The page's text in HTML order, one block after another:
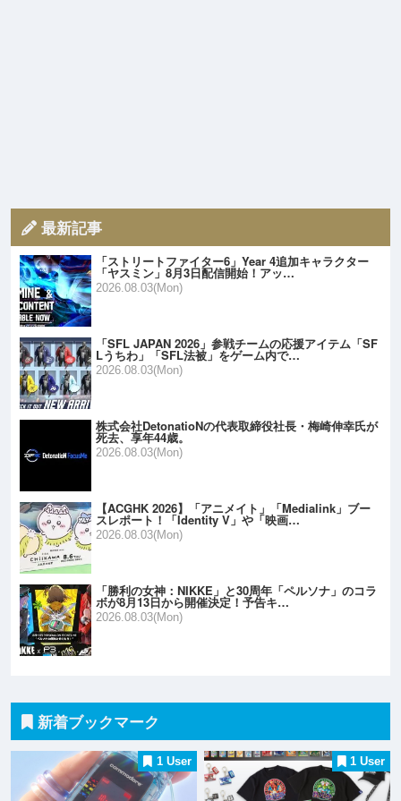
最新記事
「ストリートファイター6」Year 4追加キャラクター
「ヤスミン」8月3日配信開始！アッ…
2026.08.03(Mon)
「SFL JAPAN 2026」参戦チームの応援アイテム「SF
Lうちわ」「SFL法被」をゲーム内で…
2026.08.03(Mon)
株式会社DetonatioNの代表取締役社長・梅崎伸幸氏が
死去、享年44歳。
2026.08.03(Mon)
【ACGHK 2026】「アニメイト」「Medialink」ブー
スレポート！「Identity V」や「映画…
2026.08.03(Mon)
「勝利の女神：NIKKE」と30周年「ペルソナ」のコラ
ボが8月13日から開催決定！予告キ…
2026.08.03(Mon)
新着ブックマーク
1 User 1 User